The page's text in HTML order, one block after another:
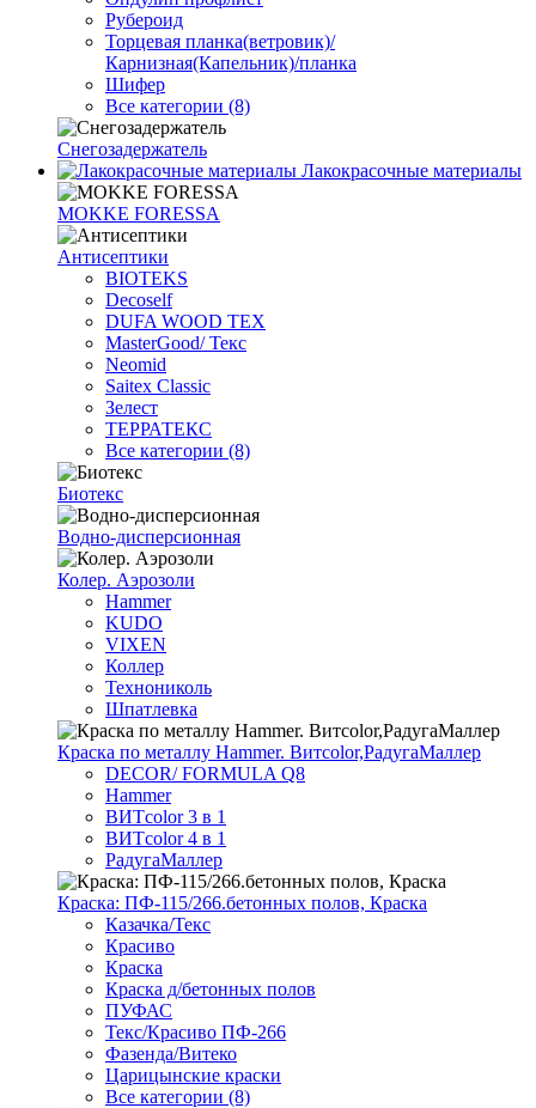
Рубероид
Торцевая планка(ветровик)/
Карнизная(Капельник)/планка
Шифер
Все категории (8)
Снегозадержатель
Лакокрасочные материалы
MOKKE FORESSA
Антисептики
BIOTEKS
Decoself
DUFA WOOD TEX
MasterGood/ Текс
Neomid
Saitex Classic
Зелест
ТЕРРАТЕКС
Все категории (8)
Биотекс
Водно-дисперсионная
Колер. Аэрозоли
Hammer
KUDO
VIXEN
Коллер
Технониколь
Шпатлевка
Краска по металлу Hammer. Витcolor,РадугаМаллер
DECOR/ FORMULA Q8
Hammer
ВИТcolor 3 в 1
ВИТcolor 4 в 1
РадугаМаллер
Краска: ПФ-115/266.бетонных полов, Краска
Казачка/Текс
Красиво
Краска
Краска д/бетонных полов
ПУФАС
Текс/Красиво ПФ-266
Фазенда/Витеко
Царицынские краски
Все категории (8)